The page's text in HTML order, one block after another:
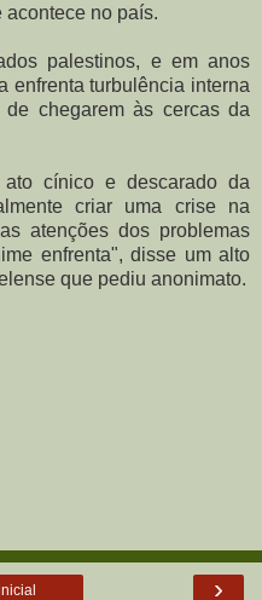
no país.
palestinos, e em anos
enfrenta turbulência interna
de chegarem às cercas da
cínico e descarado da
criar uma crise na
atenções dos problemas
enfrenta", disse um alto
que pediu anonimato.
›